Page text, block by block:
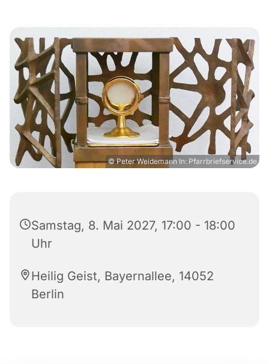
© Peter Weidemann In: Pfarrbriefservice.de
Samstag, 8. Mai 2027, 17:00 - 18:00
Uhr
Heilig Geist, Bayernallee, 14052
Berlin